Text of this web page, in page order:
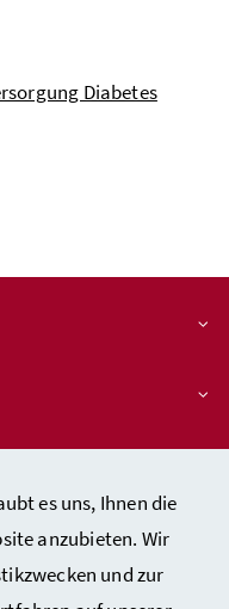
es uns, Ihnen die
anzubieten. Wir
und zur
Diabetes